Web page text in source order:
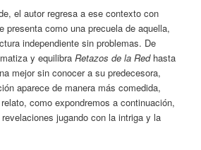
el autor regresa a ese contexto con
presenta como una precuela de aquella,
independiente sin problemas. De
matiza y equilibraRetazos de la Redhasta
mejor sin conocer a su predecesora,
aparece de manera más comedida,
como expondremos a continuación,
jugando con la intriga y la